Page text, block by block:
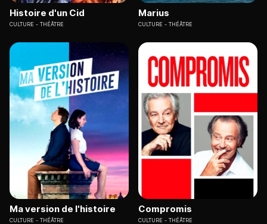
Histoire d'un Cid
CULTURE THÉÂTRE
Marius
CULTURE THÉÂTRE
Ma version de l'histoire
CULTURE THÉÂTRE
Compromis
CULTURE THÉÂTRE